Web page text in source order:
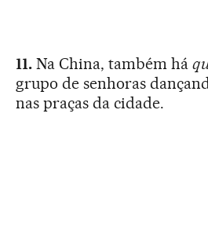
11.Na China, também há
grupo de senhoras
nas praças da cidade.